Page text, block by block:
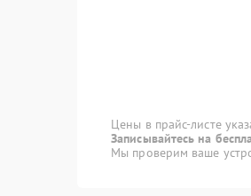
Цены в прайс-листе
Записывайтесь на
Мы проверим ваше